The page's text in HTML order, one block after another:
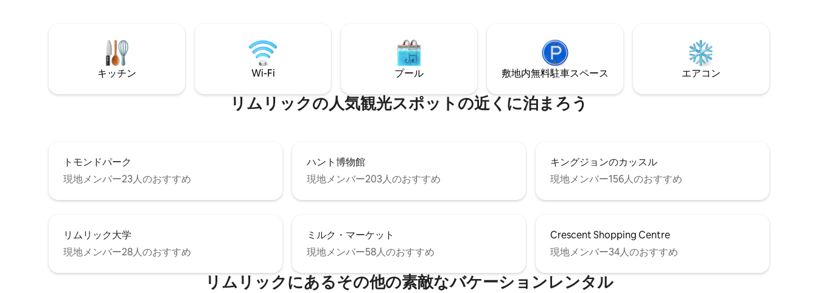
の滞在に最適で、シャノン空港からわず
か30分です。ジョンソン・エンド・ジョ
ンソン、エドワーズ、ナショナル・テク
ノロジー・パークを訪れる専門家に最適
です。平和で、設備が整っており、温か
く迎えてくれます。
ェルスタウンは、魅力的な歴史を探索で
きる歴史的な町です。 コーク、リムリッ
ク、ティペラリー、ウォーターフォード
の中心部に位置し、1時間以内に行けま
キッチン Wi-Fi プール 敷地内無料駐⁠車ス⁠ペ⁠ー⁠ス エアコン
リムリックの人気観光スポットの近くに泊まろう
トモンドパーク
現地メンバー23人のおすすめ
ハント博物館
現地メンバー203人のおすすめ
キングジョンのカッスル
現地メンバー156人のおすすめ
リムリック大学
現地メンバー28人のおすすめ
ミルク・マーケット
現地メンバー58人のおすすめ
Crescent Shopping Centre
現地メンバー34人のおすすめ
リムリックにあるその他の素敵なバケーションレンタル